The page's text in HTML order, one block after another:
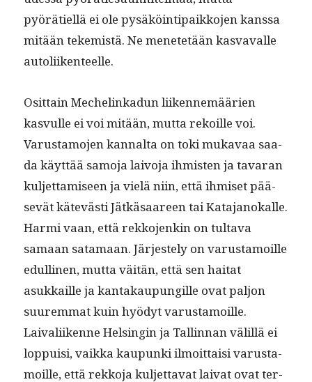
pyörätiel­lä ei ole pysäköin­tipaikko­jen kanssa
mitään tekemistä. Ne menetetään kas­vavalle
autoliikenteelle.
Osit­tain Meche­linkadun liiken­nemäärien
kasvulle ei voi mitään, mut­ta rekoille voi.
Varus­ta­mo­jen kannal­ta on toki mukavaa saa­
da käyt­tää samo­ja laivo­ja ihmis­ten ja tavaran
kul­jet­tamiseen ja vielä niin, että ihmiset pää­
sevät kätevästi Jätkäsaa­reen tai Kata­janokalle.
Har­mi vaan, että rekko­jenkin on tul­ta­va
samaan sata­maan. Jär­jeste­ly on varus­ta­moille
edulli­nen, mut­ta väitän, että sen hai­tat
asukkaille ja kan­takaupungille ovat paljon
suurem­mat kuin hyödyt varus­ta­moille.
Laivali­ikenne Helsin­gin ja Tallinnan välil­lä ei
lop­puisi, vaik­ka kaupun­ki ilmoit­taisi varus­ta­
moille, että rekko­ja kul­jet­ta­vat lai­vat ovat ter­